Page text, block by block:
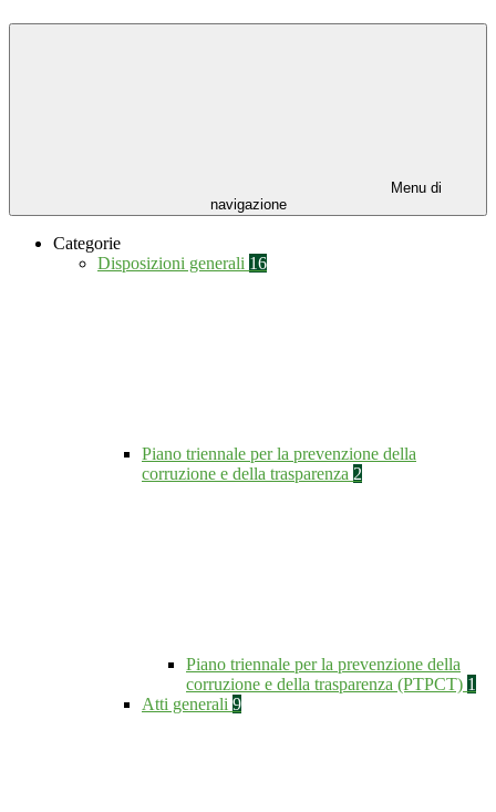
Menu di
navigazione
Categorie
Disposizioni generali 16
Piano triennale per la prevenzione della
corruzione e della trasparenza 2
Piano triennale per la prevenzione della
corruzione e della trasparenza (PTPCT) 1
Atti generali 9